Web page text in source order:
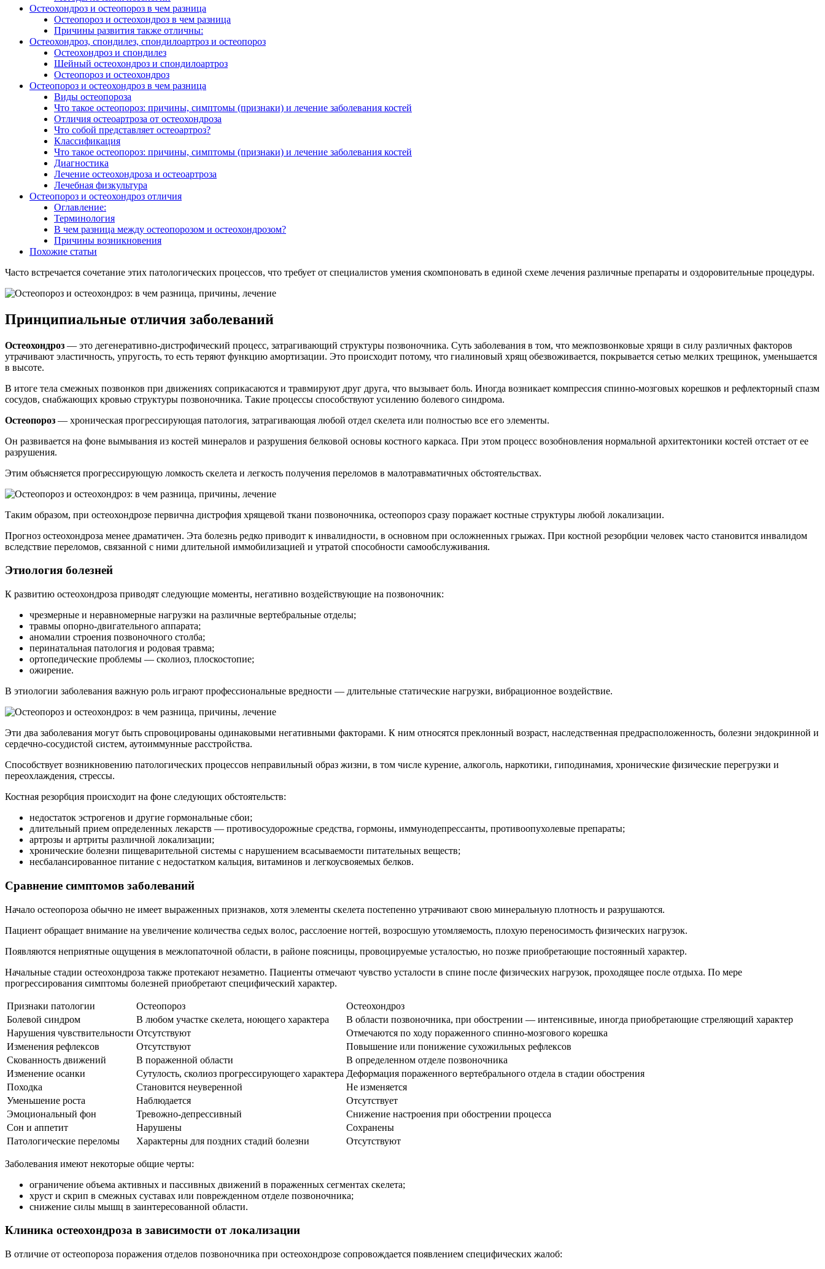
Остеохондроз и остеопороз в чем разница
Остеопороз и остеохондроз в чем разница
Причины развития также отличны:
Остеохондроз, спондилез, спондилоартроз и остеопороз
Остеохондроз и спондилез
Шейный остеохондроз и спондилоартроз
Остеопороз и остеохондроз
Остеопороз и остеохондроз в чем разница
Виды остеопороза
Что такое остеопороз: причины, симптомы (признаки) и лечение заболевания костей
Отличия остеоартроза от остеохондроза
Что собой представляет остеоартроз?
Классификация
Что такое остеопороз: причины, симптомы (признаки) и лечение заболевания костей
Диагностика
Лечение остеохондроза и остеоартроза
Лечебная физкультура
Остеопороз и остеохондроз отличия
Оглавление:
Терминология
В чем разница между остеопорозом и остеохондрозом?
Причины возникновения
Похожие статьи
Часто встречается сочетание этих патологических процессов, что требует от специалистов умения скомпоновать в единой схеме лечения различные препараты и оздоровительные процедуры.
Принципиальные отличия заболеваний
Остеохондроз — это дегенеративно-дистрофический процесс, затрагивающий структуры позвоночника. Суть заболевания в том, что межпозвонковые хрящи в силу различных факторов
утрачивают эластичность, упругость, то есть теряют функцию амортизации. Это происходит потому, что гиалиновый хрящ обезвоживается, покрывается сетью мелких трещинок, уменьшается
в высоте.
В итоге тела смежных позвонков при движениях соприкасаются и травмируют друг друга, что вызывает боль. Иногда возникает компрессия спинно-мозговых корешков и рефлекторный спазм
сосудов, снабжающих кровью структуры позвоночника. Такие процессы способствуют усилению болевого синдрома.
Остеопороз — хроническая прогрессирующая патология, затрагивающая любой отдел скелета или полностью все его элементы.
Он развивается на фоне вымывания из костей минералов и разрушения белковой основы костного каркаса. При этом процесс возобновления нормальной архитектоники костей отстает от ее
разрушения.
Этим объясняется прогрессирующую ломкость скелета и легкость получения переломов в малотравматичных обстоятельствах.
Таким образом, при остеохондрозе первична дистрофия хрящевой ткани позвоночника, остеопороз сразу поражает костные структуры любой локализации.
Прогноз остеохондроза менее драматичен. Эта болезнь редко приводит к инвалидности, в основном при осложненных грыжах. При костной резорбции человек часто становится инвалидом
вследствие переломов, связанной с ними длительной иммобилизацией и утратой способности самообслуживания.
Этиология болезней
К развитию остеохондроза приводят следующие моменты, негативно воздействующие на позвоночник:
чрезмерные и неравномерные нагрузки на различные вертебральные отделы;
травмы опорно-двигательного аппарата;
аномалии строения позвоночного столба;
перинатальная патология и родовая травма;
ортопедические проблемы — сколиоз, плоскостопие;
ожирение.
В этиологии заболевания важную роль играют профессиональные вредности — длительные статические нагрузки, вибрационное воздействие.
Эти два заболевания могут быть спровоцированы одинаковыми негативными факторами. К ним относятся преклонный возраст, наследственная предрасположенность, болезни эндокринной и
сердечно-сосудистой систем, аутоиммунные расстройства.
Способствует возникновению патологических процессов неправильный образ жизни, в том числе курение, алкоголь, наркотики, гиподинамия, хронические физические перегрузки и
переохлаждения, стрессы.
Костная резорбция происходит на фоне следующих обстоятельств:
недостаток эстрогенов и другие гормональные сбои;
длительный прием определенных лекарств — противосудорожные средства, гормоны, иммунодепрессанты, противоопухолевые препараты;
артрозы и артриты различной локализации;
хронические болезни пищеварительной системы с нарушением всасываемости питательных веществ;
несбалансированное питание с недостатком кальция, витаминов и легкоусвояемых белков.
Сравнение симптомов заболеваний
Начало остеопороза обычно не имеет выраженных признаков, хотя элементы скелета постепенно утрачивают свою минеральную плотность и разрушаются.
Пациент обращает внимание на увеличение количества седых волос, расслоение ногтей, возросшую утомляемость, плохую переносимость физических нагрузок.
Появляются неприятные ощущения в межлопаточной области, в районе поясницы, провоцируемые усталостью, но позже приобретающие постоянный характер.
Начальные стадии остеохондроза также протекают незаметно. Пациенты отмечают чувство усталости в спине после физических нагрузок, проходящее после отдыха. По мере
прогрессирования симптомы болезней приобретают специфический характер.
Признаки патологии Остеопороз
Остеохондроз
Болевой синдром
В любом участке скелета, ноющего характера
В области позвоночника, при обострении — интенсивные, иногда приобретающие стреляющий характер
Нарушения чувствительности Отсутствуют
Отмечаются по ходу пораженного спинно-мозгового корешка
Изменения рефлексов
Отсутствуют
Повышение или понижение сухожильных рефлексов
Скованность движений
В пораженной области
В определенном отделе позвоночника
Изменение осанки
Сутулость, сколиоз прогрессирующего характера Деформация пораженного вертебрального отдела в стадии обострения
Походка
Становится неуверенной
Не изменяется
Уменьшение роста
Наблюдается
Отсутствует
Эмоциональный фон
Тревожно-депрессивный
Снижение настроения при обострении процесса
Сон и аппетит
Нарушены
Сохранены
Патологические переломы
Характерны для поздних стадий болезни Отсутствуют
Заболевания имеют некоторые общие черты:
ограничение объема активных и пассивных движений в пораженных сегментах скелета;
хруст и скрип в смежных суставах или поврежденном отделе позвоночника;
снижение силы мышц в заинтересованной области.
Клиника остеохондроза в зависимости от локализации
В отличие от остеопороза поражения отделов позвоночника при остеохондрозе сопровождается появлением специфических жалоб: